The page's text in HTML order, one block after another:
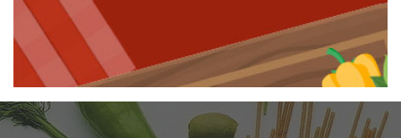
Peixes e Frutos do Mar
Pizzarias
Pizzarias
Portuguesa